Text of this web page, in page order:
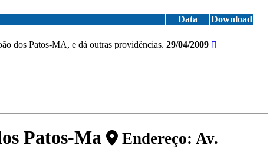
Data Download
dos Patos-MA, e dá outras providências. 29/04/2009
Patos-Ma
Endereço: Av.